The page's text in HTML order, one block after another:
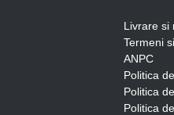
Livrare si
Termeni
ANPC
Politica
Politica
Politica